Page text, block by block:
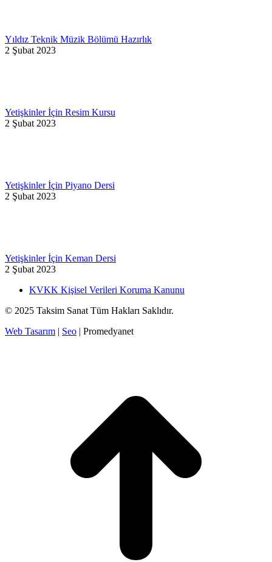
Yıldız Teknik Müzik Bölümü Hazırlık
2 Şubat 2023
Yetişkinler İçin Resim Kursu
2 Şubat 2023
Yetişkinler İçin Piyano Dersi
2 Şubat 2023
Yetişkinler İçin Keman Dersi
2 Şubat 2023
KVKK Kişisel Verileri Koruma Kanunu
© 2025 Taksim Sanat Tüm Hakları Saklıdır.
Web Tasarım | Seo | Promedyanet